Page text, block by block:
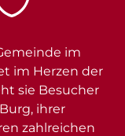
im
im Herzen der
sie Besucher
ihrer
zahlreichen